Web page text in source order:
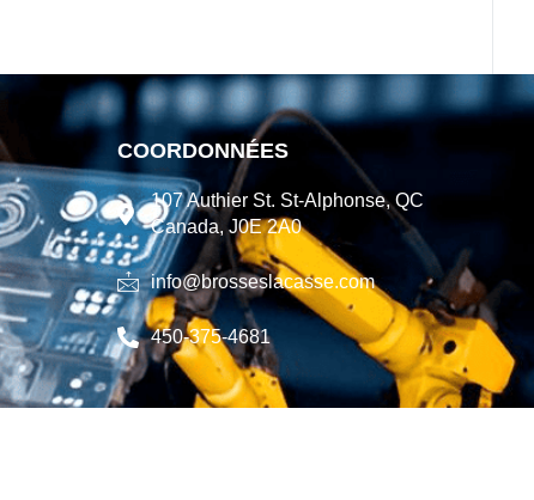
COORDONNÉES
107 Authier St. St-Alphonse, QC
Canada, J0E 2A0
info@brosseslacasse.com
450-375-4681